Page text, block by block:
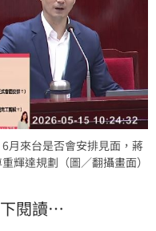
月來台是否會安排見面，蔣
輝達規劃（圖／翻攝畫面）
閱讀…